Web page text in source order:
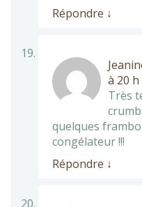
Répondre ↓
à 20
Très
quelques
congélateur !!!
Répondre ↓